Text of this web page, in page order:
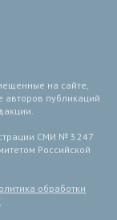
на сайте,
авторов публикаций
СМИ № 3 247
Российской
обработки